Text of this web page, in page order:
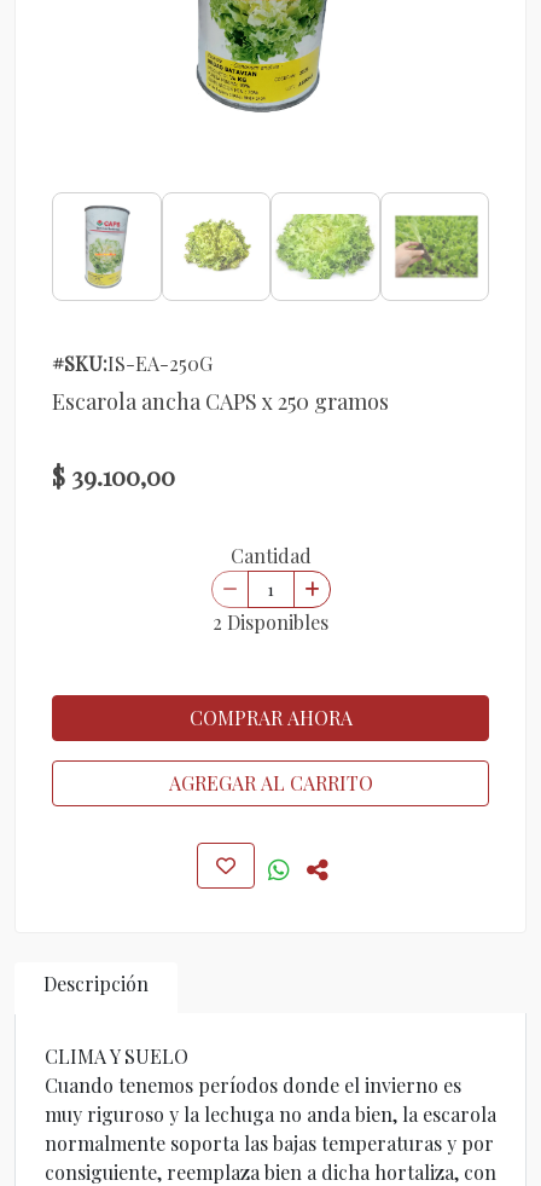
#SKU:IS-EA-250G
Escarola ancha CAPS x 250 gramos
$ 39.100,00
Cantidad
2 Disponibles
COMPRAR AHORA
AGREGAR AL CARRITO
Descripción
CLIMA Y SUELO
Cuando tenemos períodos donde el invierno es
muy riguroso y la lechuga no anda bien, la escarola
normalmente soporta las bajas temperaturas y por
consiguiente, reemplaza bien a dicha hortaliza, con